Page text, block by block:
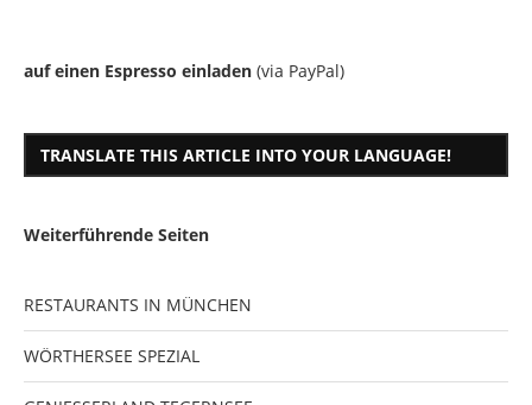
auf einen Espresso einladen (via PayPal)
TRANSLATE THIS ARTICLE INTO YOUR LANGUAGE!
Weiterführende Seiten
RESTAURANTS IN MÜNCHEN
WÖRTHERSEE SPEZIAL